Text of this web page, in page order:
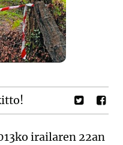
irailaren 22an